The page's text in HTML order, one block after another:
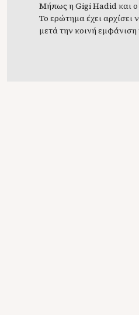
Μήπως η Gigi Hadid και ο
Το ερώτημα έχει αρχίσει
μετά την κοινή